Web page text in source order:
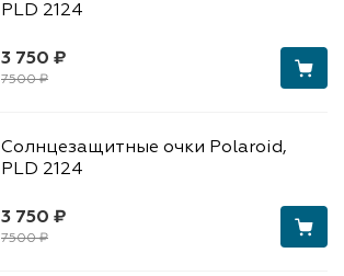
3 750 ₽
7500 ₽
PLD 2124
3 750 ₽
7500 ₽
Солнцезащитные очки Polaroid,
PLD 2124